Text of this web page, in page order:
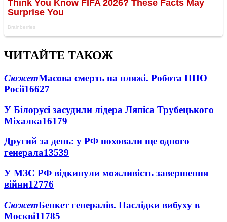
ЧИТАЙТЕ ТАКОЖ
СюжетМасова смерть на пляжі. Робота ППО
Росії16627
У Білорусі засудили лідера Ляпіса Трубецького
Міхалка16179
Другий за день: у РФ поховали ще одного
генерала13539
У МЗС РФ відкинули можливість завершення
війни12776
СюжетБенкет генералів. Наслідки вибуху в
Москві11785